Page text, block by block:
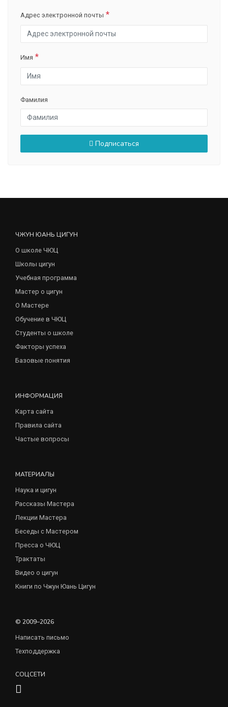
Адрес электронной почты
Имя
Фамилия
Подписаться
ЧЖУН ЮАНЬ ЦИГУН
О школе ЧЮЦ
Школы цигун
Учебная программа
Мастер о цигун
О Мастере
Обучение в ЧЮЦ
Студенты о школе
Факторы успеха
Базовые понятия
ИНФОРМАЦИЯ
Карта сайта
Правила сайта
Частые вопросы
МАТЕРИАЛЫ
Наука и цигун
Рассказы Мастера
Лекции Мастера
Беседы с Мастером
Пресса о ЧЮЦ
Трактаты
Видео о цигун
Книги по Чжун Юань Цигун
© 2009–2026
Написать письмо
Техподдержка
СОЦСЕТИ